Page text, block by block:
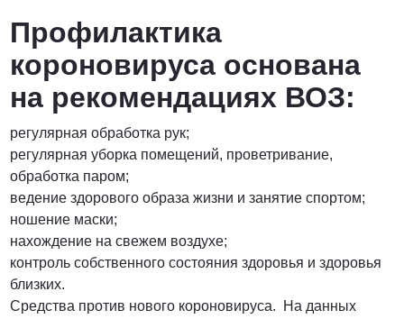
Профилактика
короновируса основана
на рекомендациях ВОЗ:
регулярная обработка рук;
регулярная уборка помещений, проветривание,
обработка паром;
ведение здорового образа жизни и занятие спортом;
ношение маски;
нахождение на свежем воздухе;
контроль собственного состояния здоровья и здоровья
близких.
Средства против нового короновируса. На данных